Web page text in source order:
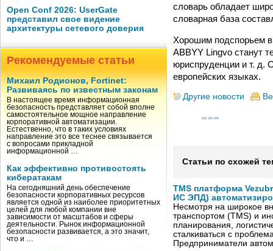
Open Conf 2026: UserGate
представил свое видение
архитектуры сетевого доверия
Рекомендуемые статьи
Михаил Родионов, Fortinet:
Развиваясь по известным законам
В настоящее время информационная
безопасность представляет собой вполне
самостоятельное мощное направление
корпоративной автоматизации.
Естественно, что в таких условиях
направление это все теснее связывается
с вопросами прикладной
информационной …
Как эффективно противостоять
кибератакам
На сегодняшний день обеспечение
безопасности корпоративных ресурсов
является одной из наиболее приоритетных
целей для любой компании вне
зависимости от масштабов и сферы
деятельности. Рынок информационной
безопасности развивается, а это значит,
что и …
словарь обладает
словарная база
Хорошим подспорьем в
ABBYY Lingvo станут
юриспруденции и т. д.
европейских языках.
Другие новости
Статьи по схожей
TMS платформа
ИС ЭПД)
Несмотря на широкое
транспортом (TMS) и
планирования,
сталкиваться с
Предприниматели